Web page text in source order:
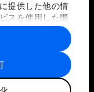
提供した他の情
スを使用した際
わされ、各パー
ことがありま
規約